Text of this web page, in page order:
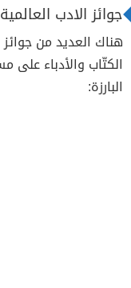
جوائز الادب العالمية
هناك العديد من جوائز
الكتّاب والأدباء على
البارزة: